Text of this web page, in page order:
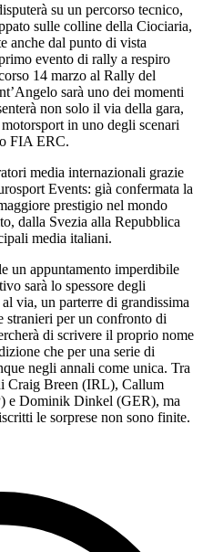
su un percorso tecnico,
sulle colline della Ciociaria,
anche dal punto di vista
evento di rally a respiro
14 marzo al Rally del
sarà uno dei momenti
non solo il via della gara,
in uno degli scenari
FIA ERC.
media internazionali grazie
Events: già confermata la
prestigio nel mondo
dalla Svezia alla Repubblica
media italiani.
un appuntamento imperdibile
sarà lo spessore degli
via, un parterre di grandissima
stranieri per un confronto di
di scrivere il proprio nome
che per una serie di
negli annali come unica. Tra
Craig Breen (IRL), Callum
e Dominik Dinkel (GER), ma
le sorprese non sono finite.